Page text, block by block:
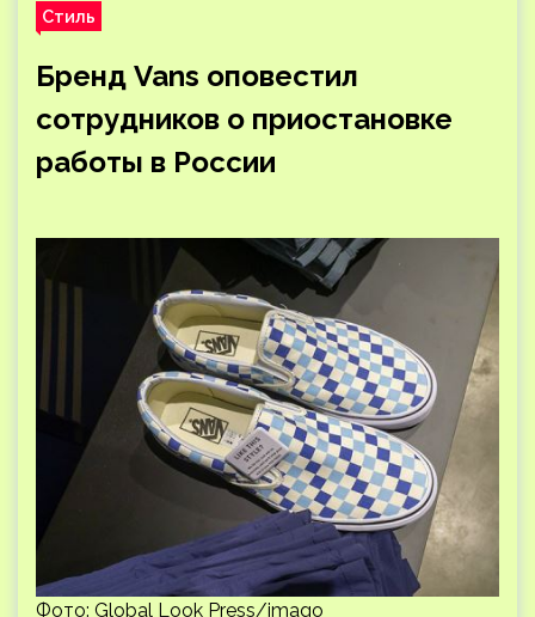
Стиль
Бренд Vans оповестил
сотрудников о приостановке
работы в России
Фото: Global Look Press/imago